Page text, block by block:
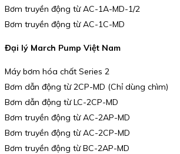
Bơm truyền động từ AC-1A-MD-1/2
Bơm truyền động từ AC-1C-MD
Đại lý March Pump Việt Nam
Máy bơm hóa chất Series 2
Bơm dẫn động từ 2CP-MD (Chỉ dùng chìm)
Bơm dẫn động từ LC-2CP-MD
Bơm truyền động từ AC-2AP-MD
Bơm truyền động từ AC-2CP-MD
Bơm truyền động từ BC-2AP-MD